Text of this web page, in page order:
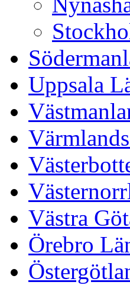
Uppsala
Västra
Örebro